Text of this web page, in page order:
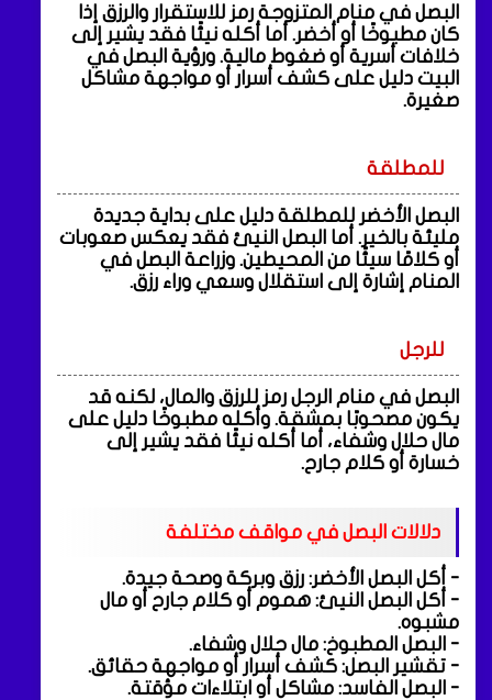
البصل في منام المتزوجة رمز للاستقرار والرزق إذا
كان مطبوخًا أو أخضر. أما أكله نيئًا فقد يشير إلى
خلافات أسرية أو ضغوط مالية. ورؤية البصل في
البيت دليل على كشف أسرار أو مواجهة مشاكل
صغيرة.
للمطلقة
البصل الأخضر للمطلقة دليل على بداية جديدة
مليئة بالخير. أما البصل النيئ فقد يعكس صعوبات
أو كلامًا سيئًا من المحيطين. وزراعة البصل في
المنام إشارة إلى استقلال وسعي وراء رزق.
للرجل
البصل في منام الرجل رمز للرزق والمال، لكنه قد
يكون مصحوبًا بمشقة. وأكله مطبوخًا دليل على
مال حلال وشفاء، أما أكله نيئًا فقد يشير إلى
خسارة أو كلام جارح.
دلالات البصل في مواقف مختلفة
- أكل البصل الأخضر: رزق وبركة وصحة جيدة.
- أكل البصل النيئ: هموم أو كلام جارح أو مال
مشبوه.
- البصل المطبوخ: مال حلال وشفاء.
- تقشير البصل: كشف أسرار أو مواجهة حقائق.
- البصل الفاسد: مشاكل أو ابتلاءات مؤقتة.